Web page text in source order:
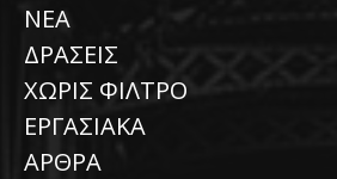
ΝΕΑ
ΔΡΑΣΕΙΣ
ΧΩΡΙΣ ΦΙΛΤΡΟ
ΕΡΓΑΣΙΑΚΑ
ΑΡΘΡΑ